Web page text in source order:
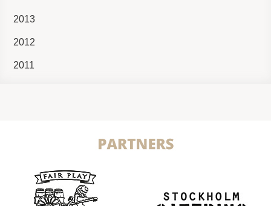
2013
2012
2011